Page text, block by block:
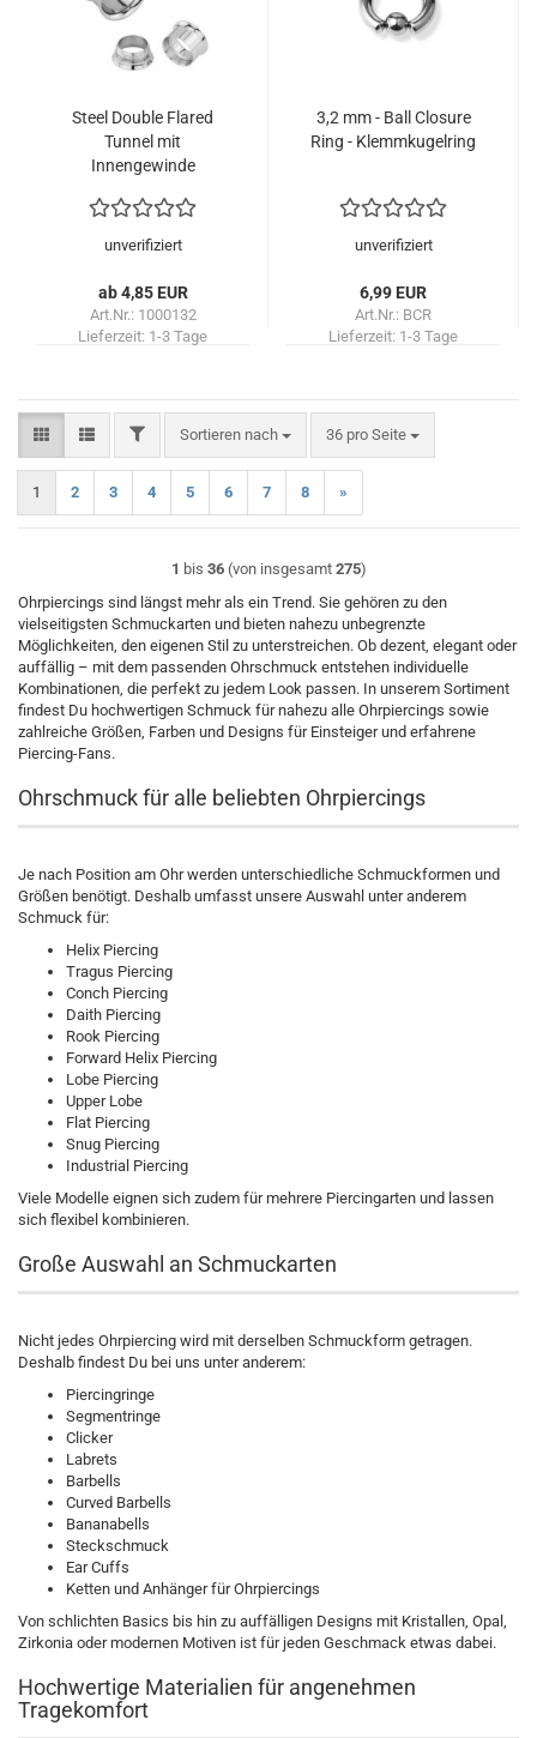
Steel Double Flared
Tunnel mit
Innengewinde
unverifiziert
ab 4,85 EUR
Art.Nr.: 1000132
Lieferzeit: 1-3 Tage
3,2 mm - Ball Closure
Ring - Klemmkugelring
unverifiziert
6,99 EUR
Art.Nr.: BCR
Lieferzeit: 1-3 Tage
FILTERSortieren nach
Sortieren nach 36 pro Seite
pro Seite
1 2 3 4 5 6 7 8 »
1 bis 36(von insgesamt 275)
Ohrpiercings sind längst mehr als ein Trend. Sie gehören zu den
vielseitigsten Schmuckarten und bieten nahezu unbegrenzte
Möglichkeiten, den eigenen Stil zu unterstreichen. Ob dezent, elegant oder
auffällig – mit dem passenden Ohrschmuck entstehen individuelle
Kombinationen, die perfekt zu jedem Look passen. In unserem Sortiment
findest Du hochwertigen Schmuck für nahezu alle Ohrpiercings sowie
zahlreiche Größen, Farben und Designs für Einsteiger und erfahrene
Piercing-Fans.
Ohrschmuck für alle beliebten Ohrpiercings
Je nach Position am Ohr werden unterschiedliche Schmuckformen und
Größen benötigt. Deshalb umfasst unsere Auswahl unter anderem
Schmuck für:
Helix Piercing
Tragus Piercing
Conch Piercing
Daith Piercing
Rook Piercing
Forward Helix Piercing
Lobe Piercing
Upper Lobe
Flat Piercing
Snug Piercing
Industrial Piercing
Viele Modelle eignen sich zudem für mehrere Piercingarten und lassen
sich flexibel kombinieren.
Große Auswahl an Schmuckarten
Nicht jedes Ohrpiercing wird mit derselben Schmuckform getragen.
Deshalb findest Du bei uns unter anderem:
Piercingringe
Segmentringe
Clicker
Labrets
Barbells
Curved Barbells
Bananabells
Steckschmuck
Ear Cuffs
Ketten und Anhänger für Ohrpiercings
Von schlichten Basics bis hin zu auffälligen Designs mit Kristallen, Opal,
Zirkonia oder modernen Motiven ist für jeden Geschmack etwas dabei.
Hochwertige Materialien für angenehmen
Tragekomfort